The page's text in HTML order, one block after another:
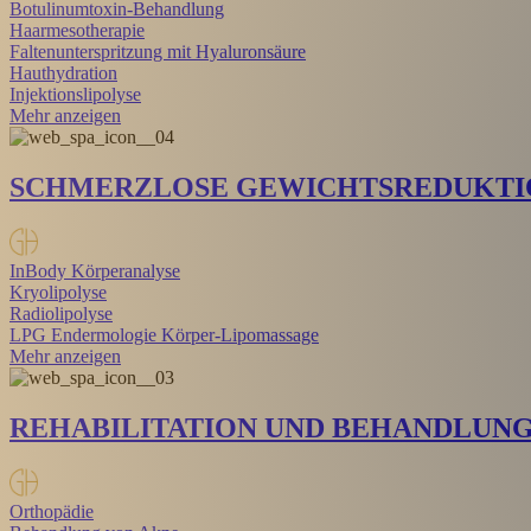
Botulinumtoxin-Behandlung
Haarmesotherapie
Faltenunterspritzung mit Hyaluronsäure
Hauthydration
Injektionslipolyse
Mehr anzeigen
SCHMERZLOSE
InBody Körperanalyse
Kryolipolyse
Radiolipolyse
LPG Endermologie Körper-Lipomassage
Mehr anzeigen
REHABILITATION UND
Orthopädie